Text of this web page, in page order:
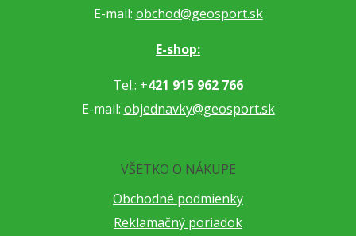
E-mail: obchod@geosport.sk
E-shop:
Tel.: +421 915 962 766
E-mail: objednavky@geosport.sk
VŠETKO O NÁKUPE
Obchodné podmienky
Reklamačný poriadok